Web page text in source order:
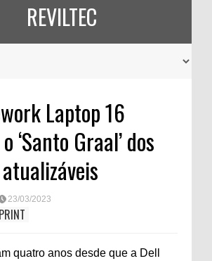
REVILTEC
Laptop 16
‘Santo Graal’ dos
23/03/2023
PRINT
quatro anos desde que a Dell